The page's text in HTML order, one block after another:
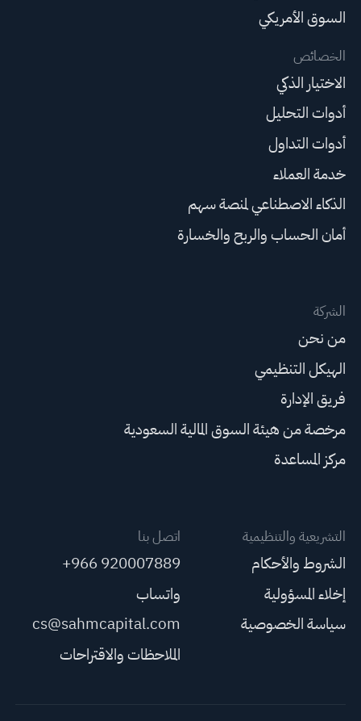
السوق الأمريكي
الخصائص
الاختيار الذكي
أدوات التحليل
أدوات التداول
خدمة العملاء
الذكاء الاصطناعي لمنصة سهم
أمان الحساب والربح والخسارة
الشركة
من نحن
الهيكل التنظيمي
فريق الإدارة
مرخصة من هيئة السوق المالية السعودية
مركز المساعدة
التشريعية والتنظيمية
الشروط والأحكام
إخلاء المسؤولية
سياسة الخصوصية
اتصل بنا
+966 920007889
واتساب
cs@sahmcapital.com
الملاحظات والاقتراحات